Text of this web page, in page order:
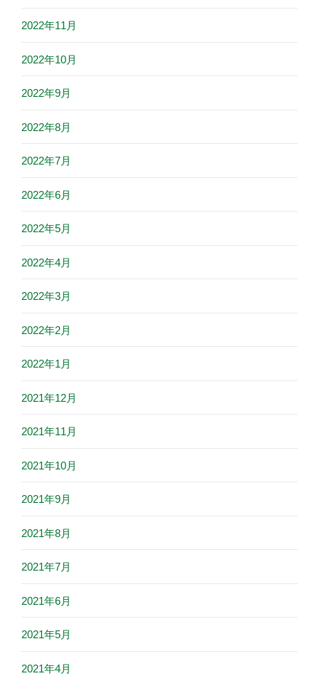
2022年11月
2022年10月
2022年9月
2022年8月
2022年7月
2022年6月
2022年5月
2022年4月
2022年3月
2022年2月
2022年1月
2021年12月
2021年11月
2021年10月
2021年9月
2021年8月
2021年7月
2021年6月
2021年5月
2021年4月